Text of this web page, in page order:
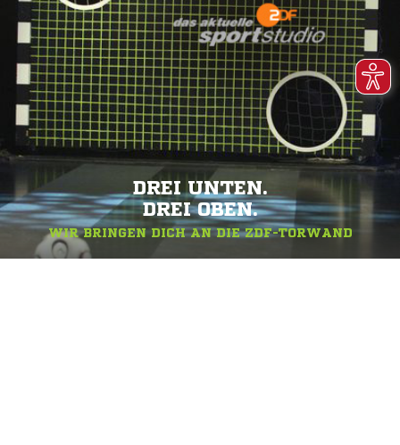
DREI UNTEN.
DREI OBEN.
WIR BRINGEN DICH AN DIE ZDF-TORWAND